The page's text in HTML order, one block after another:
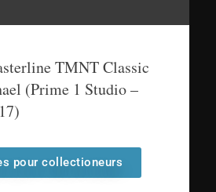
TMNT Classic
(Prime 1 Studio –
pour collectioneurs